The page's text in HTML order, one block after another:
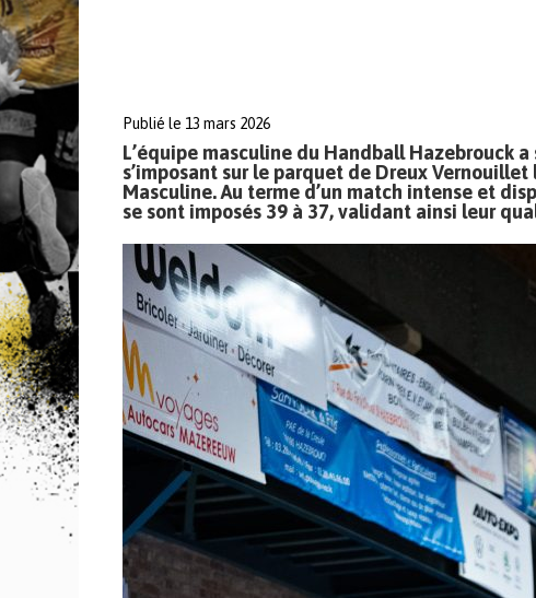
Publié le 13 mars 2026
L’équipe masculine du Handball Hazebrouck
s’imposant sur le parquet de Dreux
Masculine. Au terme d’un match intense et
se sont imposés 39 à 37, validant ainsi leur